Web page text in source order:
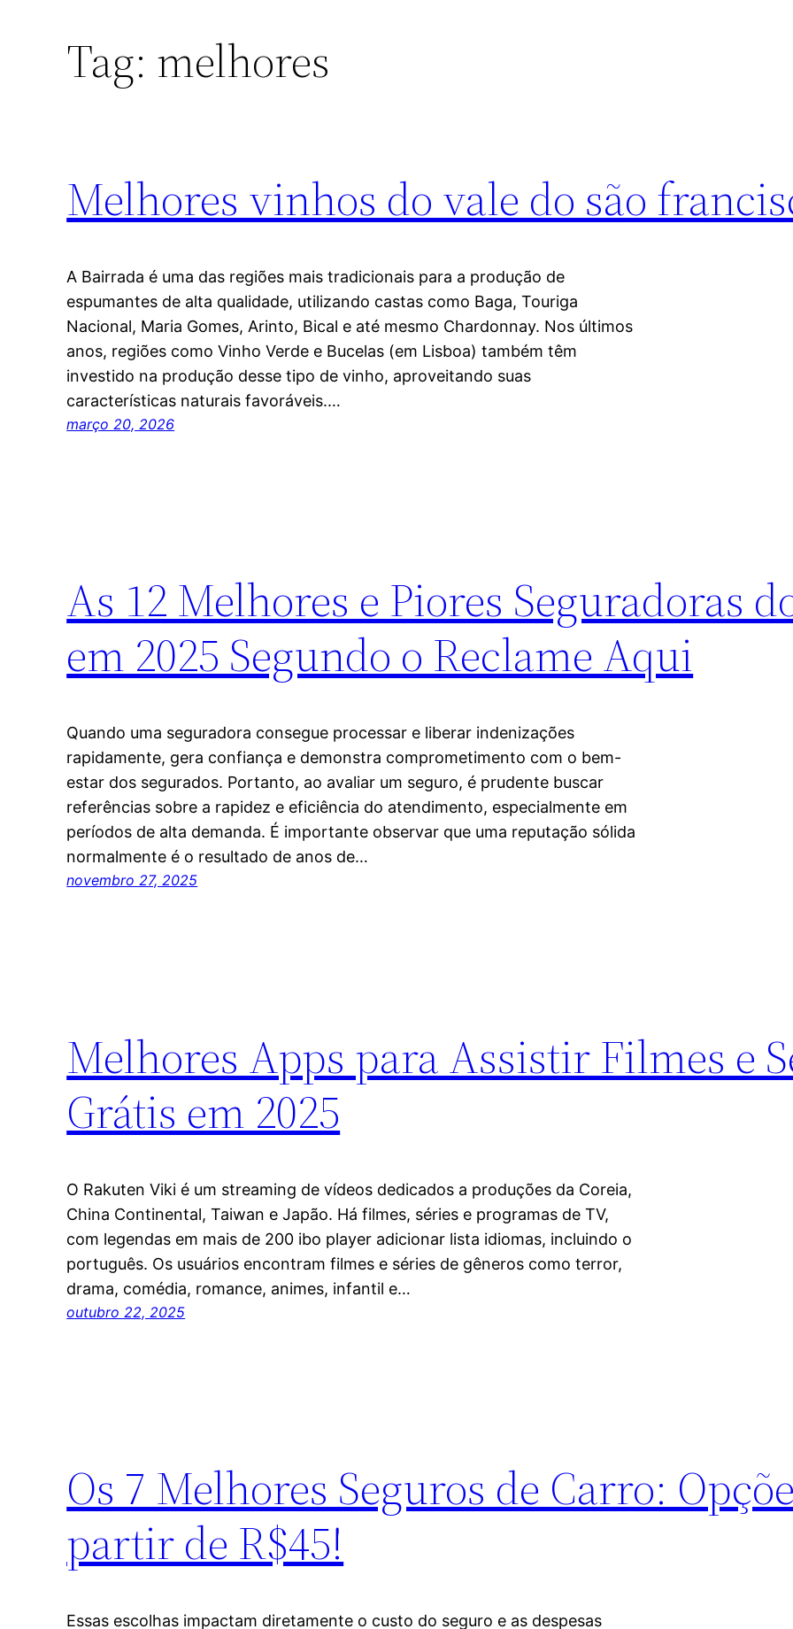
Tag: melhores
Melhores vinhos do vale do são
A Bairrada é uma das regiões mais tradicionais para a produção de
espumantes de alta qualidade, utilizando castas como Baga, Touriga
Nacional, Maria Gomes, Arinto, Bical e até mesmo Chardonnay. Nos últimos
anos, regiões como Vinho Verde e Bucelas (em Lisboa) também têm
investido na produção desse tipo de vinho, aproveitando suas
características naturais favoráveis.…
março 20, 2026
As 12 Melhores e Piores Seguradoras
em 2025 Segundo o Reclame Aqui
Quando uma seguradora consegue processar e liberar indenizações
rapidamente, gera confiança e demonstra comprometimento com o bem-
estar dos segurados. Portanto, ao avaliar um seguro, é prudente buscar
referências sobre a rapidez e eficiência do atendimento, especialmente em
períodos de alta demanda. É importante observar que uma reputação sólida
normalmente é o resultado de anos de…
novembro 27, 2025
Melhores Apps para Assistir Filmes e
Grátis em 2025
O Rakuten Viki é um streaming de vídeos dedicados a produções da Coreia,
China Continental, Taiwan e Japão. Há filmes, séries e programas de TV,
com legendas em mais de 200 ibo player adicionar lista idiomas, incluindo o
português. Os usuários encontram filmes e séries de gêneros como terror,
drama, comédia, romance, animes, infantil e…
outubro 22, 2025
Os 7 Melhores Seguros de Carro:
partir de R$45!
Essas escolhas impactam diretamente o custo do seguro e as despesas